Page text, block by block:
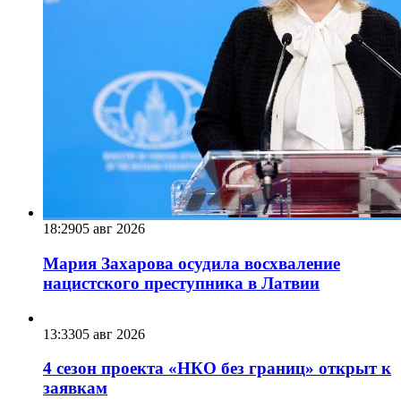
18:2905 авг 2026
Мария Захарова осудила восхваление
нацистского преступника в Латвии
13:3305 авг 2026
4 сезон проекта «НКО без границ» открыт к
заявкам